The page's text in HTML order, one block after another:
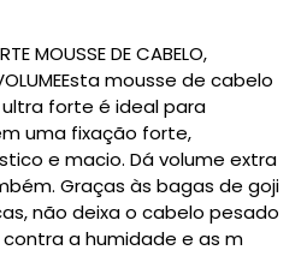
MOUSSE DE CABELO,
VOLUMEEsta mousse de cabelo
forte é ideal para
uma fixação forte,
e macio. Dá volume extra
Graças às bagas de goji
não deixa o cabelo pesado
a humidade e as m